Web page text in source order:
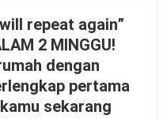
repeat again”
2 MINGGU!
dengan
pertama
sekarang